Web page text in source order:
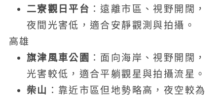
二寮觀日平台 ：遠離市區、視野開闊，
夜間光害低，適合安靜觀測與拍攝。
高雄
旗津風車公園 ：面向海岸、視野開闊，
光害較低，適合平躺觀星與拍攝流星。
柴山 ：靠近市區但地勢略高，夜空較為